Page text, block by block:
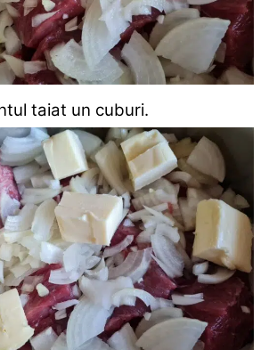
taiat un cuburi.